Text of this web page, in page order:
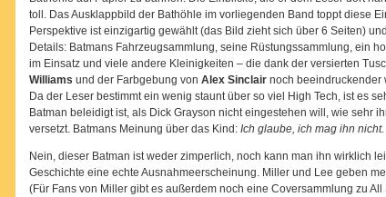
toll. Das Ausklappbild der Bathöhle im vorliegenden Band toppt diese
Perspektive ist einzigartig gewählt (das Bild zieht sich über 6 Seiten)
Details: Batmans Fahrzeugsammlung, seine Rüstungssammlung, ein
im Einsatz und viele andere Kleinigkeiten – die dank der versierten
Williams und der Farbgebung von Alex Sinclair noch beeindruckender
Da der Leser bestimmt ein wenig staunt über so viel High Tech, ist es
Batman beleidigt ist, als Dick Grayson nicht eingestehen will, wie sehr
versetzt. Batmans Meinung über das Kind: Ich glaube, ich mag ihn
Nein, dieser Batman ist weder zimperlich, noch kann man ihn wirklich
Geschichte eine echte Ausnahmeerscheinung. Miller und Lee geben
(Für Fans von Miller gibt es außerdem noch eine Coversammlung zu